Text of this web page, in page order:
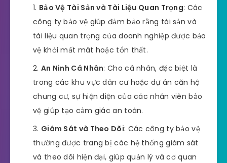
Bảo Vệ Tài Sản và Tài Liệu Quan Trọng: Các
công ty bảo vệ giúp đảm bảo rằng tài sản và
tài liệu quan trọng của doanh nghiệp được bảo
vệ khỏi mất mát hoặc tổn thất.
An Ninh Cá Nhân: Cho cá nhân, đặc biệt là
trong các khu vực dân cư hoặc dự án căn hộ
chung cư, sự hiện diện của các nhân viên bảo
vệ giúp tạo cảm giác an toàn.
Giám Sát và Theo Dõi: Các công ty bảo vệ
thường được trang bị các hệ thống giám sát
và theo dõi hiện đại, giúp quản lý và cơ quan